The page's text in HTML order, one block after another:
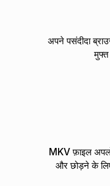
अपने पसंदीदा
MKV फ़ाइल
और छोड़ने के